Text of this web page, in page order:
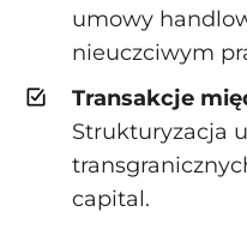
umowy
nieuczciwym
Transakcje
Strukturyzacja
capital.